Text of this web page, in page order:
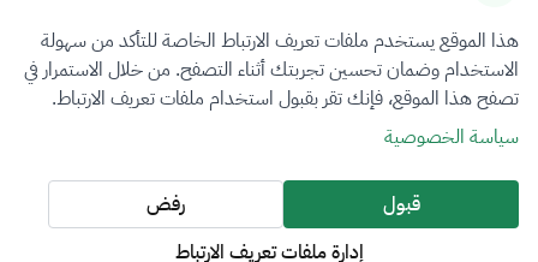
سياسة الخصوصيةشروط الاستخدامخريطة الموقع
جميع الحقوق محفوظة 2026 © ZATCA.GOV.SA
تم تطويره وصيانته بواسطة هيئة الزكاة والضريبة والجمارك
آخر تحديث للموقع في
هذا الموقع يستخدم ملفات تعريف الارتباط الخاصة للتأكد من سهولة
الاستخدام وضمان تحسين تجربتك أثناء التصفح. من خلال الاستمرار في
تصفح هذا الموقع، فإنك تقر بقبول استخدام ملفات تعريف الارتباط.
سياسة الخصوصية
قبول
رفض
إدارة ملفات تعريف الارتباط